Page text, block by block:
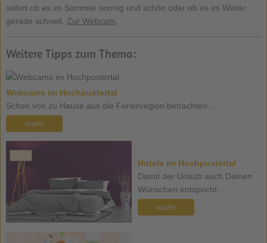
sofort ob es im Sommer sonnig und schön oder ob es im Winter
gerade schneit. Zur Webcam
Weitere Tipps zum Thema:
Webcams im Hochpustertal
Schon von zu Hause aus die Ferienregion betrachten ...
mehr
Hotels im Hochpustertal
Damit der Urlaub auch Deinen
Wünschen entspricht ...
mehr